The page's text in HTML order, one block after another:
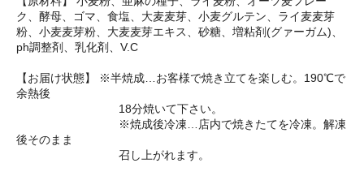
ク、酵母、ゴマ、食塩、大麦麦芽、小麦グルテン、ライ麦麦芽
粉、小麦麦芽粉、大麦麦芽エキス、砂糖、増粘剤(グァーガム)、
ph調整剤、乳化剤、V.C
【お届け状態】 ※半焼成…お客様で焼き立てを楽しむ。190℃で
余熱後
18分焼いて下さい。
※焼成後冷凍…店内で焼きたてを冷凍。解凍
後そのまま
召し上がれます。